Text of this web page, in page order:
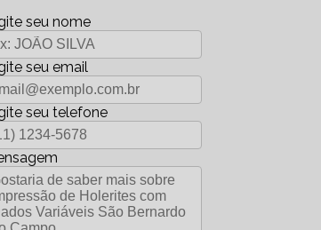
seu nome
seu email
seu telefone